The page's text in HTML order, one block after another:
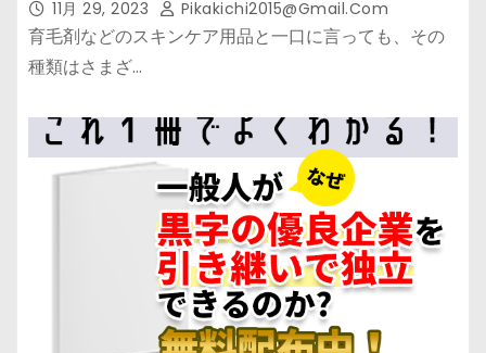
11月 29, 2023 Pikakichi2015@gmail.com
育毛剤などのスキンケア用品と一口に言っても、その
種類はさまざ…